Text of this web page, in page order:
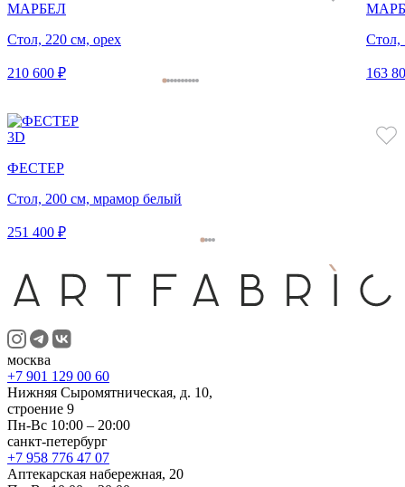
МАРБЕЛ
Стол, 220 см, орех
210 600 ₽
Стол,
163
3D
ФЕСТЕР
Стол, 200 см, мрамор белый
251 400 ₽
москва
+7 901 129 00 60
Нижняя Сыромятническая, д. 10,
строение 9
Пн-Вс 10:00 – 20:00
санкт-петербург
+7 958 776 47 07
Аптекарская набережная, 20